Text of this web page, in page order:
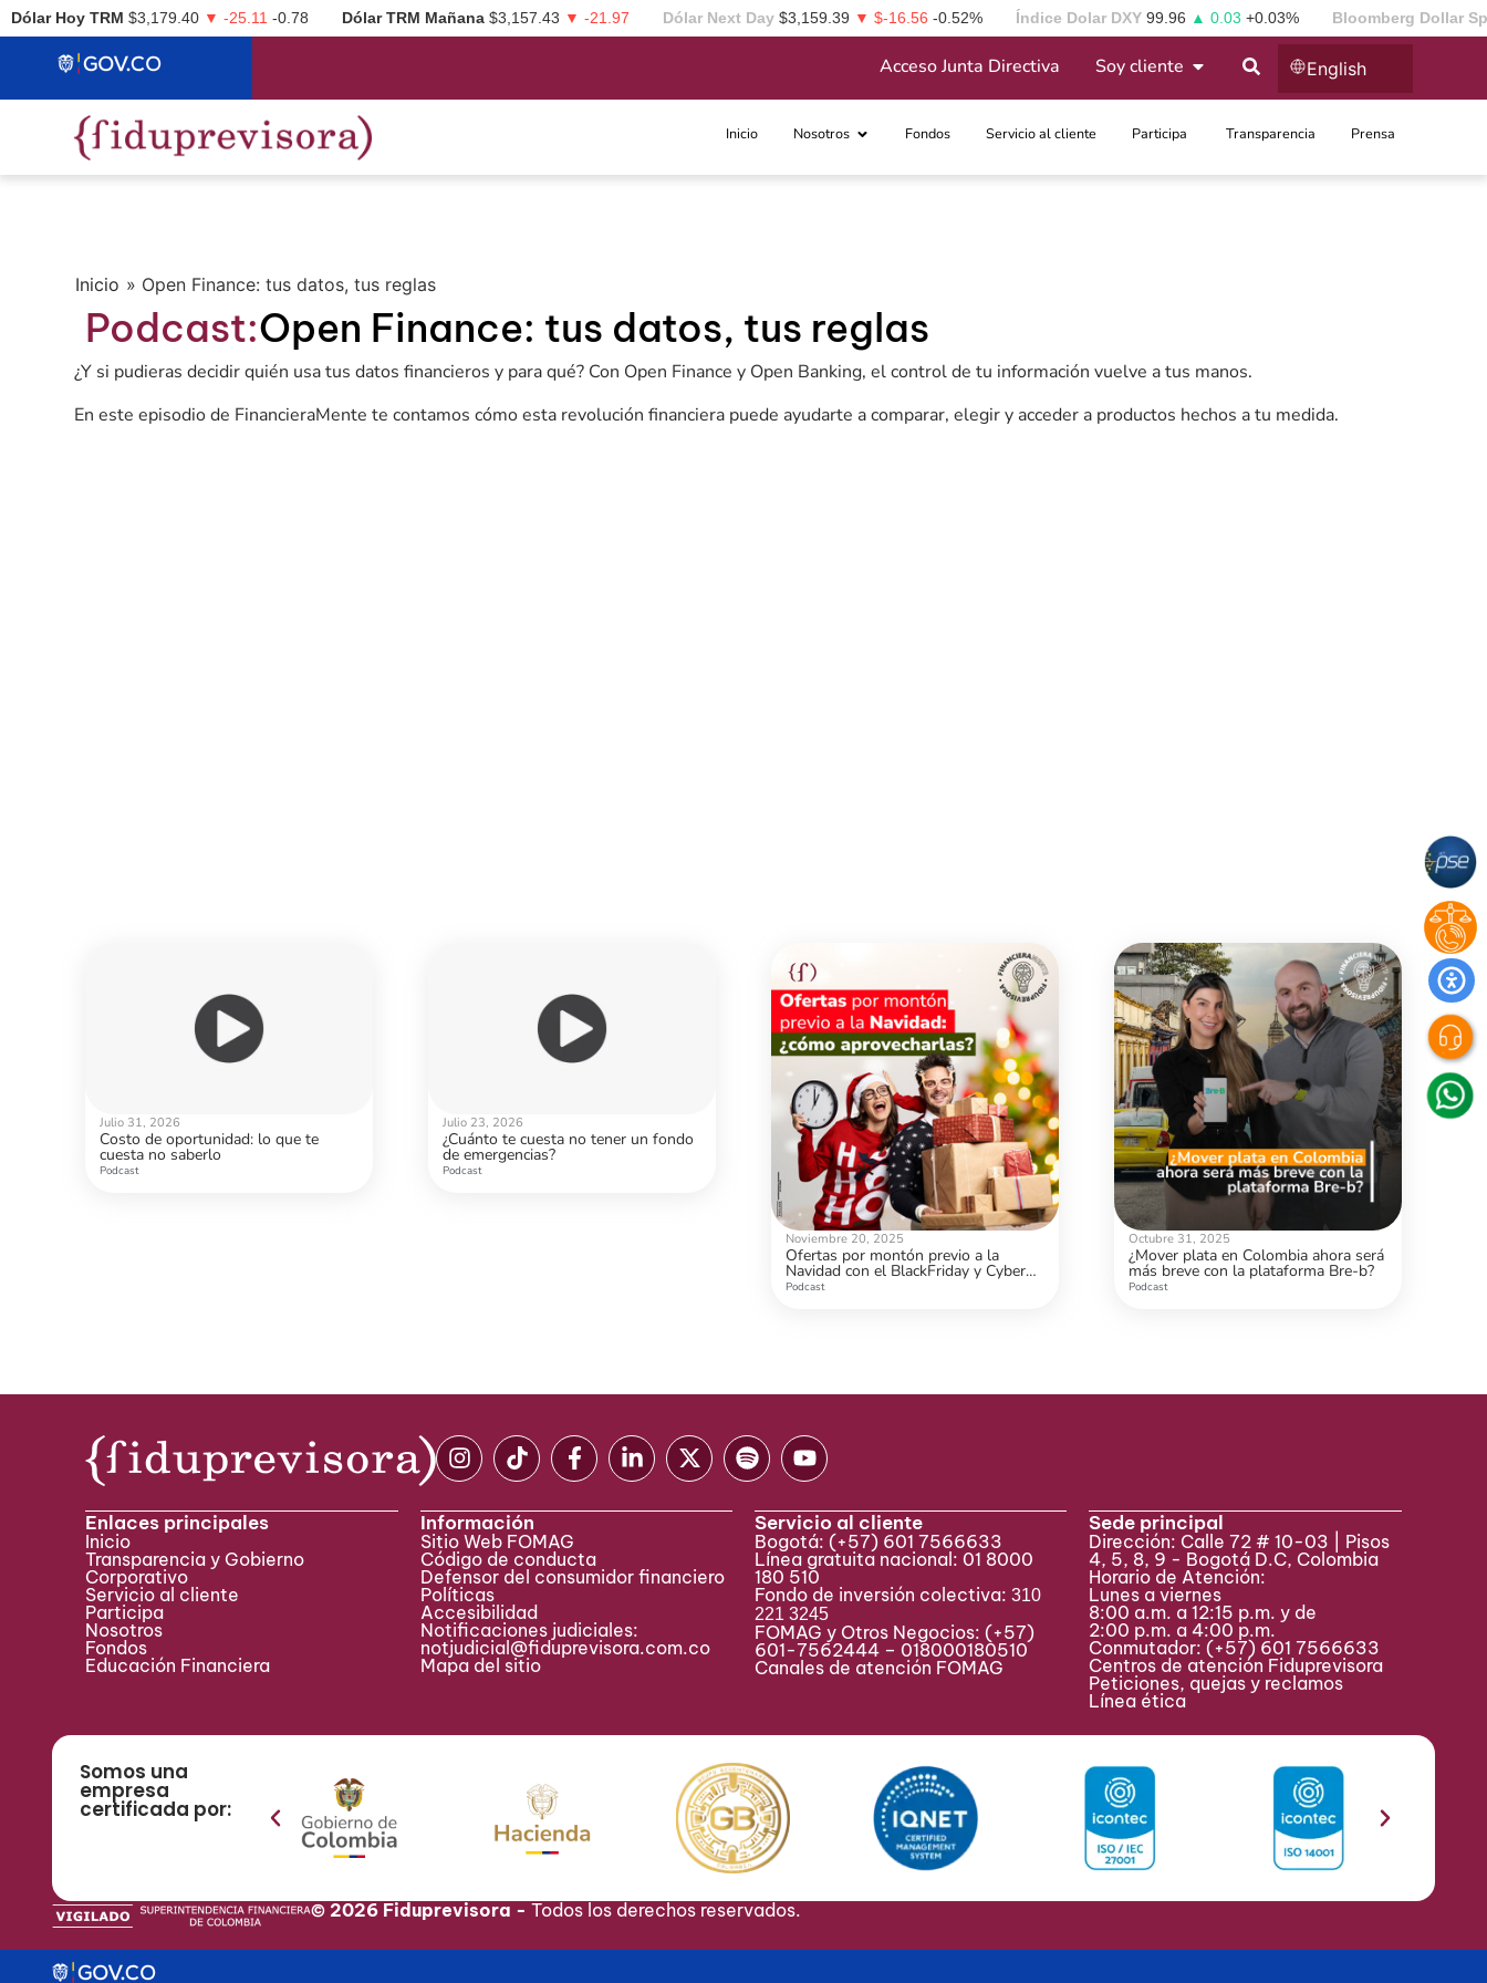
Dólar Hoy TRM $3,179.40 ▼ -25.11 -0.78 Dólar TRM Mañana $3,157.43 ▼ -21.97 Dólar Next Day $3,159.39 ▼ $-16.56 -0.52% Índice Dolar DXY 99.96 ▲ 0.03 +0.03% Bloomberg Dollar
Acceso Junta Directiva Soy cliente English
Inicio Nosotros Fondos Servicio al cliente Participa ​ Transparencia Prensa
Inicio » Open Finance: tus datos, tus reglas
Podcast:Open Finance: tus datos, tus reglas
¿Y si pudieras decidir quién usa tus datos financieros y para qué? Con Open Finance y Open Banking, el control de tu información vuelve a tus manos.
En este episodio de FinancieraMente te contamos cómo esta revolución financiera puede ayudarte a comparar, elegir y acceder a productos hechos a tu medida.
Julio 31, 2026
Costo de oportunidad: lo que te
cuesta no saberlo
Podcast
Julio 23, 2026
¿Cuánto te cuesta no tener un fondo
de emergencias?
Podcast
Noviembre 20, 2025
Ofertas por montón previo a la
Navidad con el BlackFriday y Cyber
Monday: ¿cómo aprovecharlas?
Podcast
Octubre 31, 2025
¿Mover plata en Colombia ahora será
más breve con la plataforma Bre-b?
Podcast
Enlaces principales
Inicio
Transparencia y Gobierno
Corporativo
Servicio al cliente
Participa ​
Nosotros
Fondos
Educación Financiera
Información
Sitio Web FOMAG
Código de conducta
Defensor del consumidor financiero
Políticas
Accesibilidad
Notificaciones judiciales:
notjudicial@fiduprevisora.com.co
Mapa del sitio
Servicio al cliente
Bogotá: (+57) 601 7566633
Línea gratuita nacional: 01 8000
180 510
Fondo de inversión colectiva: 310
221 3245
FOMAG y Otros Negocios: (+57)
601-7562444 – 018000180510
Canales de atención FOMAG
Sede principal
Dirección: Calle 72 # 10-03 | Pisos
4, 5, 8, 9 - Bogotá D.C, Colombia
Horario de Atención:
Lunes a viernes
8:00 a.m. a 12:15 p.m. y de
2:00 p.m. a 4:00 p.m.
Conmutador: (+57) 601 7566633
Centros de atención Fiduprevisora
Peticiones, quejas y reclamos
Línea ética
Somos una
empresa
certificada por:
© 2026 Fiduprevisora -Todos los derechos reservados.